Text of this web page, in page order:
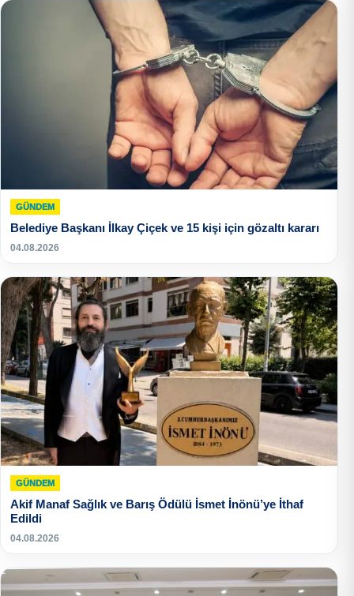
GÜNDEM
Belediye Başkanı İlkay Çiçek ve 15 kişi için gözaltı kararı
04.08.2026
GÜNDEM
Akif Manaf Sağlık ve Barış Ödülü İsmet İnönü’ye İthaf
Edildi
04.08.2026